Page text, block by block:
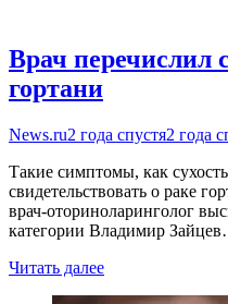
Врач перечислил
гортани
News.ru2 года спустя2 года
Такие симптомы, как
свидетельствовать о раке
врач-оториноларинголог
категории Владимир
Читать далее